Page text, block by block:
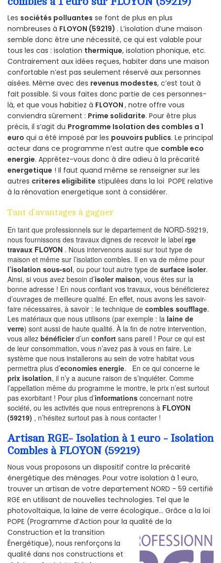
Les sociétés polluantes se font de plus en plus
nombreuses à FLOYON (59219) . L’isolation d’une maison
semble donc être une nécessité, ce qui est valable pour
tous les cas : isolation thermique, isolation phonique, etc.
Contrairement aux idées reçues, habiter dans une maison
confortable n’est pas seulement réservé aux personnes
aisées. Même avec des revenus modestes, c’est tout à
fait possible. Si vous faites donc partie de ces personnes-
là, et que vous habitiez à FLOYON , notre offre vous
conviendra sûrement : Prime solidarite. Pour être plus
précis, il s’agit du Programme Isolation des combles a 1
euro qui a été imposé par les pouvoirs publics. Le principal
acteur dans ce programme n’est autre que comble eco
energie. Apprêtez-vous donc à dire adieu à la précarité
energetique ! Il faut quand même se renseigner sur les
autres criteres eligibilite stipulées dans la loi POPE relative
à la rénovation energetique sont à considérer.
Tant d’avantages à gagner
En tant que professionnels sur le departement de NORD-59219,
nous fournissons des travaux dignes de recevoir le label rge
travaux FLOYON . Nous intervenons aussi sur tout type de
maison et même sur l’isolation combles. Il en va de même pour
l’isolation sous-sol, ou pour tout autre type de surface isoler.
Ainsi, si vous avez besoin d’isoler maison, vous êtes sur la
bonne adresse ! En nous confiant vos travaux, vous bénéficierez
d’ouvrages de meilleure qualité. En effet, nous avons les savoir-
faire nécessaires, à savoir : le technique de combles soufflage.
Les matériaux que nous utilisons (par exemple : la laine de
verre) sont aussi de haute qualité. À la fin de notre intervention,
vous allez bénéficierd’un confort sans pareil ! Pour ce qui est
de leur consommation, vous n’avez pas à vous en faire. Le
système que nous installerons au sein de votre habitat vous
permettra plus d’economies energie. En ce qui concerne le
prix isolation, il n’y a aucune raison de s’inquiéter. Comme
l’appellation même du programme le montre, le prix n’est surtout
pas exorbitant ! Pour plus d’informations concernant notre
société, ou les activités que nous entreprenons à FLOYON
(59219) , n’hésitez surtout pas à nous contacter !
Artisan RGE- Isolation à 1 euro - Isolation
Combles à FLOYON (59219)
Nous vous proposons un dispositif contre la précarité
énergétique des ménages. Pour votre isolation à 1 euro,
trouver un artisan de votre departement NORD - 59 certifié
RGE en utilisant de nouvelles technologies. Tel que le
photovoltaïque, la laine de verre écologique... Grâce a la loi
POPE (Programme d’Action pour la qualité de la
Construction et la transition
Énergétique), nous renforçons la
qualité dans nos constructions et